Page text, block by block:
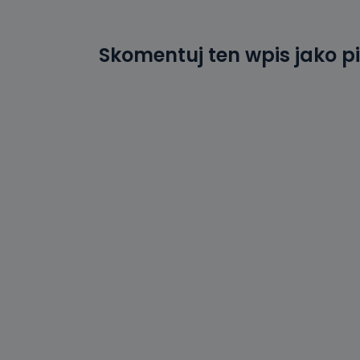
Do kiedy
Państwa (lub
źródeł
Skomentuj ten wpis jako